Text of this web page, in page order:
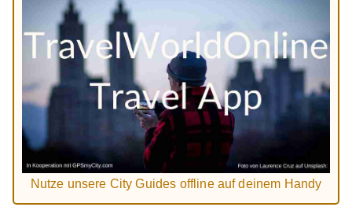
Nutze unsere City Guides offline auf deinem Handy